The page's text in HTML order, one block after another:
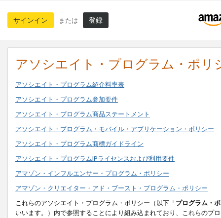
サインイン または 登録
アソシエイト・プログラム・ポリ
アソシエイト・プログラム紹介料率表
アソシエイト・プログラム参加要件
アソシエイト・プログラム商品ステートメント
アソシエイト・プログラム・モバイル・アプリケーション・ポリシー
アソシエイト・プログラム商標ガイドライン
アソシエイト・プログラムIPライセンスおよび利用要件
アマゾン・インフルエンサー・プログラム・ポリシー
アマゾン・クリエイター・アド・ブースト・プログラム・ポリシー
これらのアソシエイト・プログラム・ポリシー（以下「プログラム・
いいます。）内で参照することにより組み込まれており、これらのプ